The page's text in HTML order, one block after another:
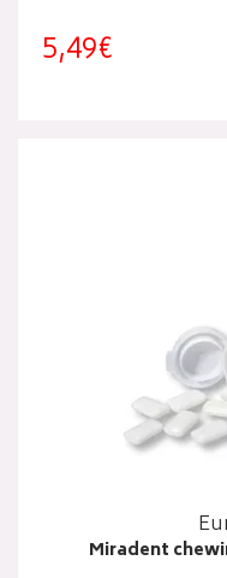
5,49€
Miradent